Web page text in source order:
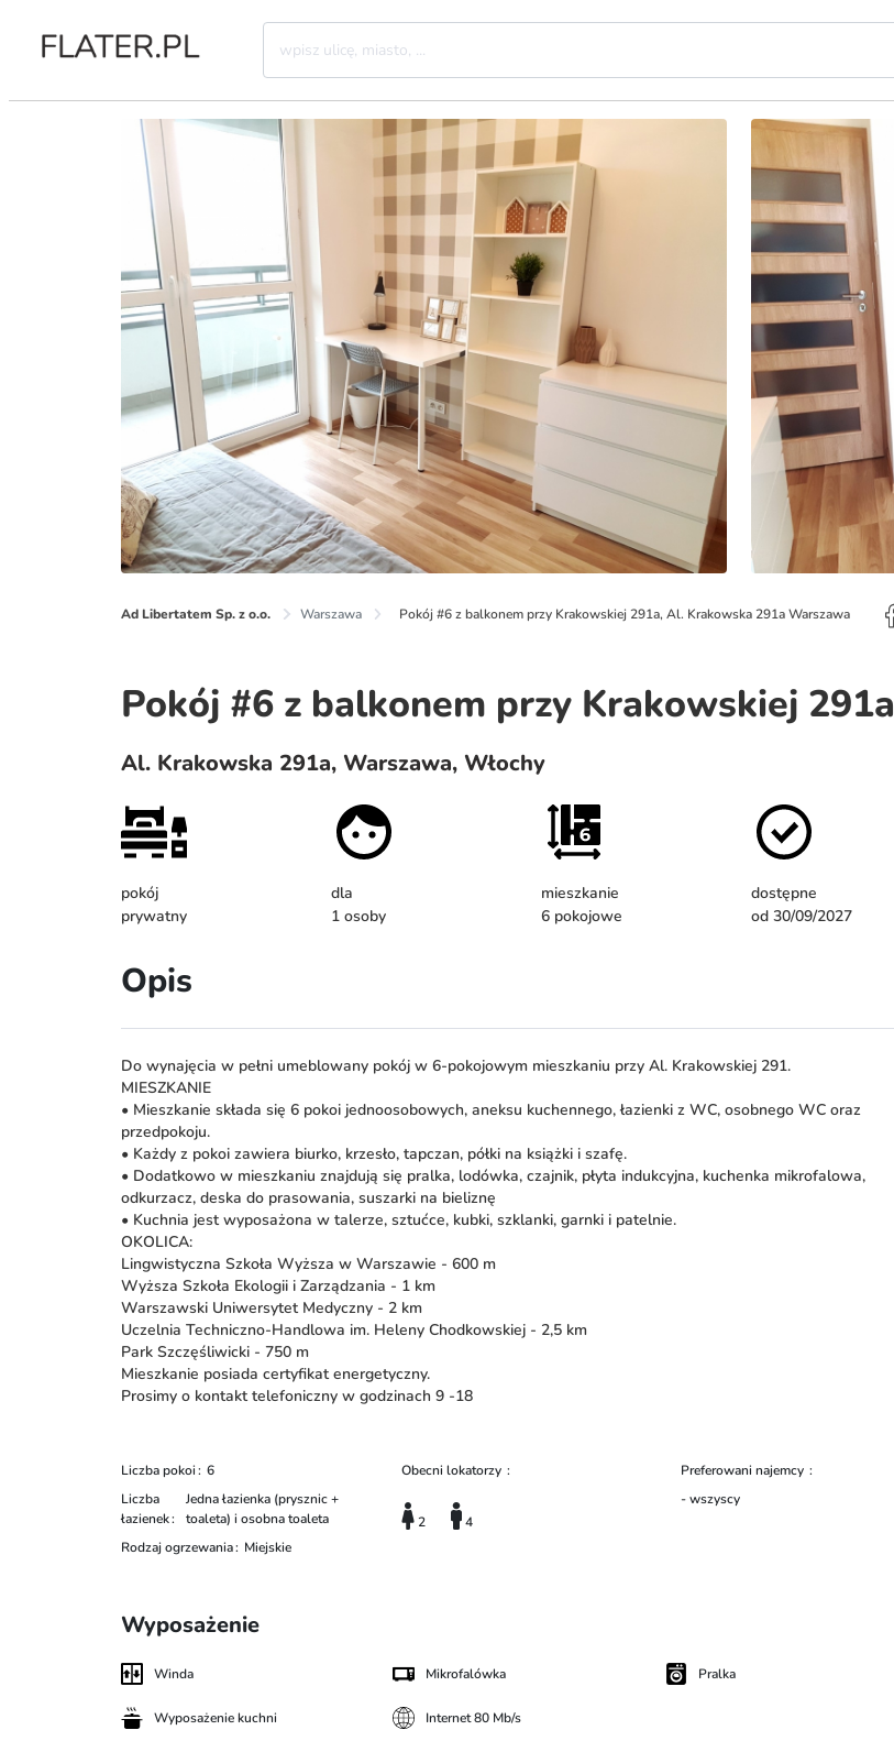
Ad Libertatem Sp. z o.o. Warszawa Pokój #6 z balkonem przy Krakowskiej 291a, Al. Krakowska 291a Warszawa
Pokój #6 z balkonem przy Krakowskiej 291a
Al. Krakowska 291a, Warszawa, Włochy
pokój
prywatny
dla
1 osoby
mieszkanie
6 pokojowe
dostępne
od 30/09/2027
Opis
Do wynajęcia w pełni umeblowany pokój w 6-pokojowym mieszkaniu przy Al. Krakowskiej 291.
MIESZKANIE
• Mieszkanie składa się 6 pokoi jednoosobowych, aneksu kuchennego, łazienki z WC, osobnego WC oraz
przedpokoju.
• Każdy z pokoi zawiera biurko, krzesło, tapczan, półki na książki i szafę.
• Dodatkowo w mieszkaniu znajdują się pralka, lodówka, czajnik, płyta indukcyjna, kuchenka mikrofalowa,
odkurzacz, deska do prasowania, suszarki na bieliznę
• Kuchnia jest wyposażona w talerze, sztućce, kubki, szklanki, garnki i patelnie.
OKOLICA:
Lingwistyczna Szkoła Wyższa w Warszawie - 600 m
Wyższa Szkoła Ekologii i Zarządzania - 1 km
Warszawski Uniwersytet Medyczny - 2 km
Uczelnia Techniczno-Handlowa im. Heleny Chodkowskiej - 2,5 km
Park Szczęśliwicki - 750 m
Mieszkanie posiada certyfikat energetyczny.
Prosimy o kontakt telefoniczny w godzinach 9 -18
Liczba pokoi
6
Liczba
łazienek
Jedna łazienka (prysznic +
toaleta) i osobna toaleta
Rodzaj ogrzewania
Miejskie
Obecni lokatorzy
2 4
Preferowani najemcy
- wszyscy
Wyposażenie
Winda Mikrofalówka Pralka
Wyposażenie kuchni Internet 80 Mb/s